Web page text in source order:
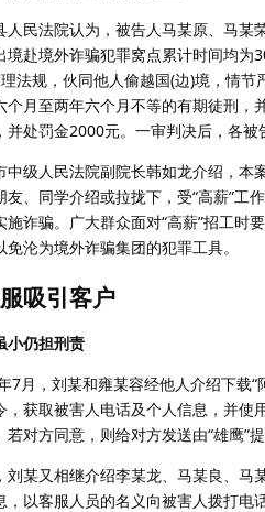
法院认为，被告人马某原、马某荣
境赴境外诈骗犯罪窝点累计时间均
法规，伙同他人偷越国(边)境，情
个月至两年六个月不等的有期徒刑，
并处罚金2000元。一审判决后，各被
人民法院副院长韩如龙介绍，本
友、同学介绍或拉拢下，受“高薪”
施诈骗。广大群众面对“高薪”招工时
免沦为境外诈骗集团的犯罪工具。
吸引客户
小仍担刑责
，刘某和雍某容经他人介绍下载“
，获取被害人电话及个人信息，并使
若对方同意，则给对方发送由“雄鹰”
又相继介绍李某龙、马某良、马
，以客服人员的名义向被害人拨打电